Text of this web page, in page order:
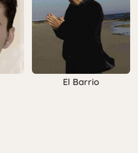
El Barrio